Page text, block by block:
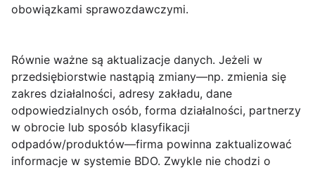
obowiązkami sprawozdawczymi.
Równie ważne są aktualizacje danych. Jeżeli w
przedsiębiorstwie nastąpią zmiany—np. zmienia się
zakres działalności, adresy zakładu, dane
odpowiedzialnych osób, forma działalności, partnerzy
w obrocie lub sposób klasyfikacji
odpadów/produktów—firma powinna zaktualizować
informacje w systemie BDO. Zwykle nie chodzi o